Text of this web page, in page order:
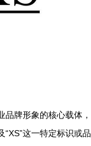
牌形象的核心载体，
这一特定标识或品